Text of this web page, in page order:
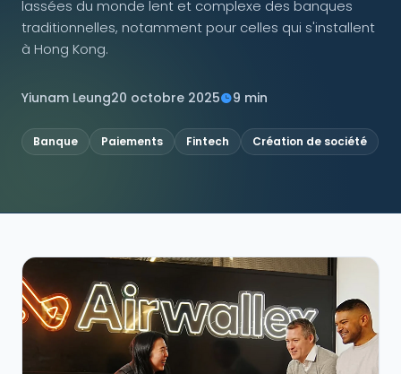
Contactez-nous
lassées du monde lent et complexe des banques
traditionnelles, notamment pour celles qui s'installent
à Hong Kong.
Yiunam Leung20 octobre 2025 9 min
Banque Paiements Fintech Création de société